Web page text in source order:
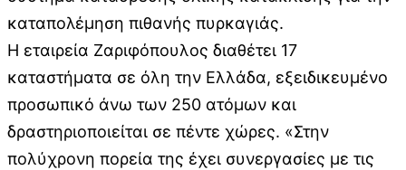
καταπολέμηση πιθανής πυρκαγιάς.
Η εταιρεία Ζαριφόπουλος διαθέτει 17
καταστήματα σε όλη την Ελλάδα, εξειδικευμένο
προσωπικό άνω των 250 ατόμων και
δραστηριοποιείται σε πέντε χώρες. «Στην
πολύχρονη πορεία της έχει συνεργασίες με τις